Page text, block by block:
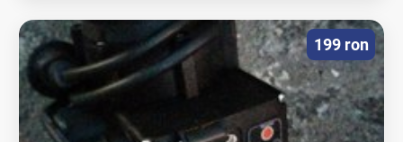
199 ron